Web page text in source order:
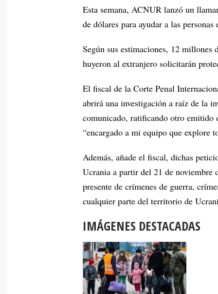
Esta semana, ACNUR lanzó un
de dólares para ayudar a las
Según sus estimaciones, 12 millones
huyeron al extranjero solicitarán
El fiscal de la Corte Penal
abrirá una investigación a raíz de la
comunicado, ratificando otro emitido
“encargado a mi equipo que explore
Además, añade el fiscal, dichas
Ucrania a partir del 21 de noviembre
presente de crímenes de guerra,
cualquier parte del territorio de
IMÁGENES DESTACADAS